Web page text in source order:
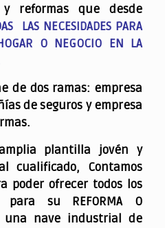
reformas que desde
LAS NECESIDADES PARA
O NEGOCIO EN LA
de dos ramas: empresa
de seguros y empresa
plantilla jovén y
cualificado, Contamos
poder ofrecer todos los
para su REFORMA O
una nave industrial de